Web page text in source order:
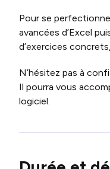
Pour se
avancées d’Excel
d’exercices
N’hésitez pas à
Il pourra vous
logiciel.